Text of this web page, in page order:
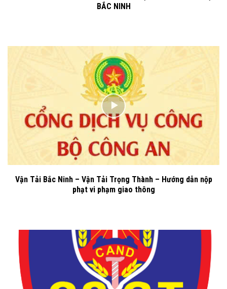
BẮC NINH
Vận Tải Bắc Ninh – Vận Tải Trọng Thành – Hướng dẫn nộp
phạt vi phạm giao thông